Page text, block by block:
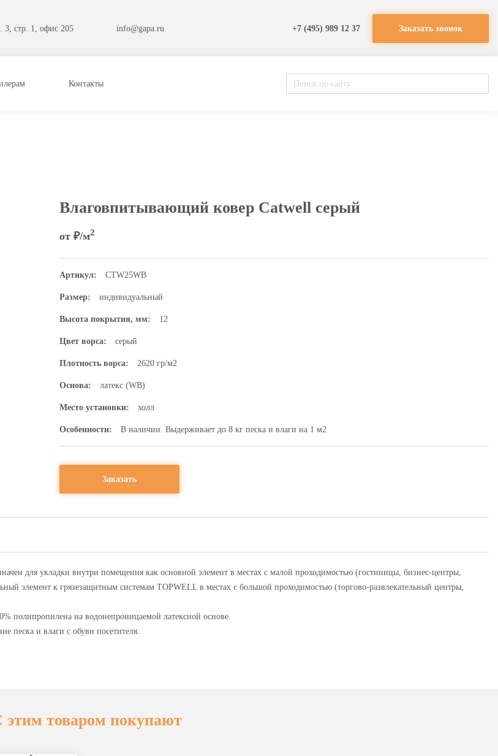
3, стр. 1, офис 205 info@gapa.ru +7 (495) 989 12 37 Заказать звонок
Контакты
Влаговпитывающий ковер Catwell серый
от ₽/м2
Артикул: CTW25WB
Размер: индивидуальный
Высота покрытия, мм: 12
Цвет ворса: серый
Плотность ворса: 2620 гр/м2
Основа: латекс (WB)
Место установки: холл
Особенности: В наличии. Выдерживает до 8 кг песка и влаги на 1 м2
Заказать
для укладки внутри помещения как основной элемент в местах с малой проходимостью (гостиницы, бизнес-центры,
элемент к грязезащитным системам TOPWELL в местах с большой проходимостью (торгово-развлекательный центры,
полипропилена на водонепроницаемой латексной основе.
песка и влаги с обуви посетителя.
этим товаром покупают